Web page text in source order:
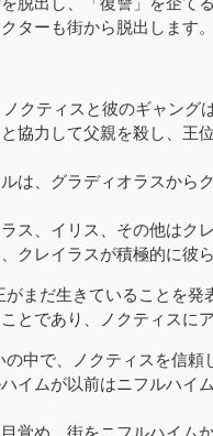
ターも街から脱出します。
クティスと彼のギャング
協力して父親を殺し、王
は、グラディオラスから
ス、イリス、その他はク
クレイラスが積極的に彼
まだ生きていることを
とであり、ノクティスに
中で、ノクティスを信
イムが以前はニフルハイ
覚め、街をニフルハイ